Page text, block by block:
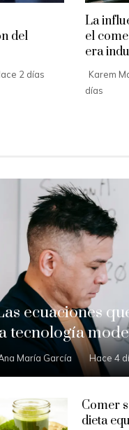
del
2 días
La
el
era
Karem
días
ecuaciones
tecnología
María García Hace 4
Comer
dieta